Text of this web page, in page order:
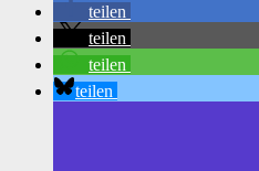
teilen
teilen
teilen
teilen